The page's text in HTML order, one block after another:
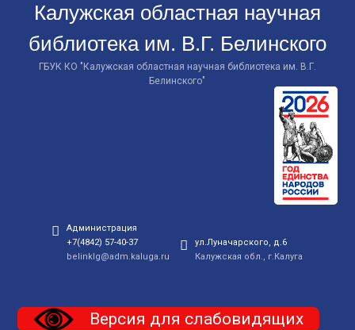
Калужская областная научная
библиотека им. В.Г. Белинского
ГБУК КО "Калужская областная научная библиотека им. В.Г.
Белинского"
Администрация
+7(4842) 57-40-37
belinklg@adm.kaluga.ru
ул.Луначарского, д.6
Калужская обл., г.Калуга
Версия для слабовидящих